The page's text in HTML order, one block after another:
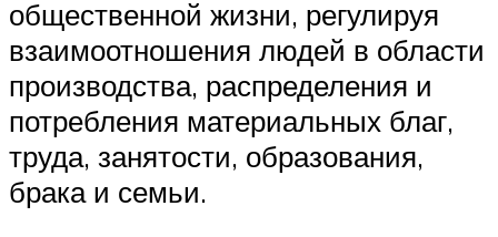
общественной жизни, регулируя
взаимоотношения людей в области
производства, распределения и
потребления материальных благ,
труда, занятости, образования,
брака и семьи.